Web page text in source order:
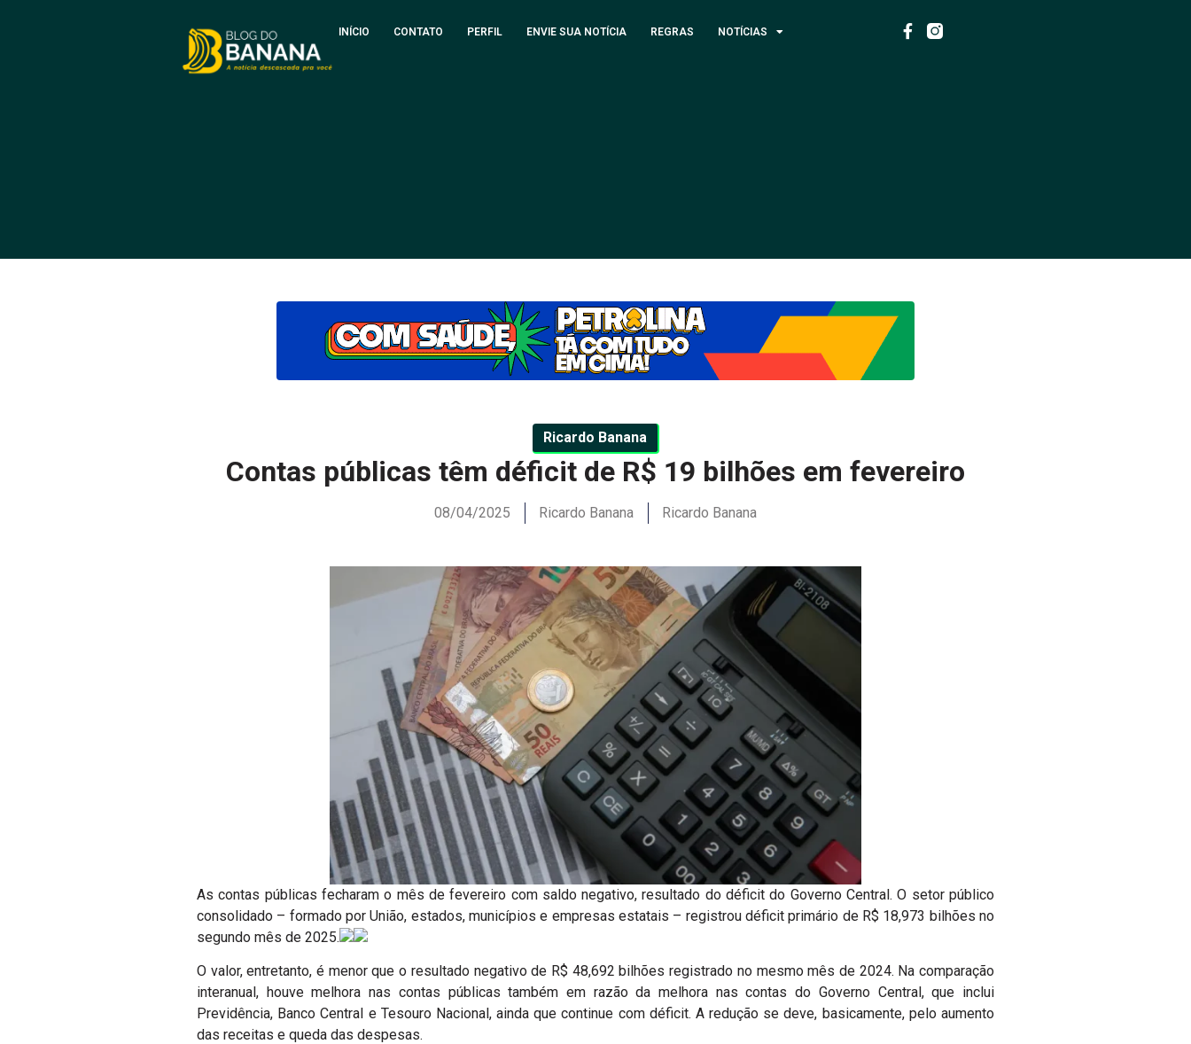
INÍCIO CONTATO PERFIL ENVIE SUA NOTÍCIA REGRAS NOTÍCIAS
Ricardo Banana
Contas públicas têm déficit de R$ 19 bilhões em fevereiro
08/04/2025 Ricardo Banana Ricardo Banana
As contas públicas fecharam o mês de fevereiro com saldo negativo, resultado do déficit do Governo Central. O setor público
consolidado – formado por União, estados, municípios e empresas estatais – registrou déficit primário de R$ 18,973 bilhões no
segundo mês de 2025.
O valor, entretanto, é menor que o resultado negativo de R$ 48,692 bilhões registrado no mesmo mês de 2024. Na comparação
interanual, houve melhora nas contas públicas também em razão da melhora nas contas do Governo Central, que inclui
Previdência, Banco Central e Tesouro Nacional, ainda que continue com déficit. A redução se deve, basicamente, pelo aumento
das receitas e queda das despesas.